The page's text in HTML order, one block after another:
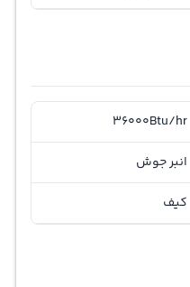
36000Btu/hr
انبر جوش
کیف